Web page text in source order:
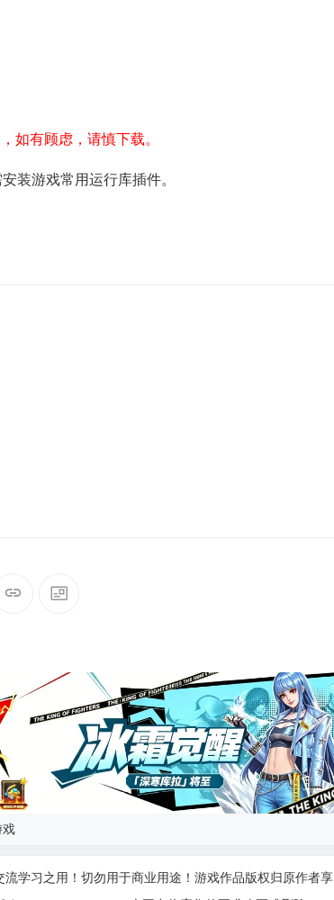
如有顾虑，请慎下载。
装游戏常用运行库插件。
戏
学习之用！切勿用于商业用途！游戏作品版权归原作者享